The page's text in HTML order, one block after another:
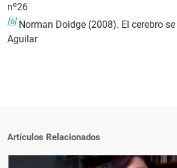
nº26
[6]Norman Doidge (2008). El cerebro
Aguilar
Artículos Relacionados